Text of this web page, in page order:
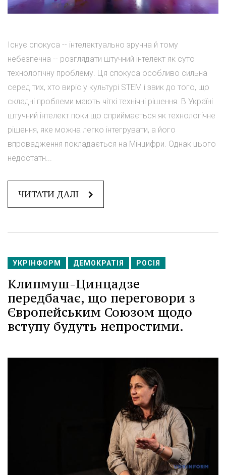
Існує спокуса -- інтелектуально зручна й тому
небезпечна -- розглядати штучний інтелект як суто
технологічну проблему. Ця спокуса особливо сильна
серед тих, хто виріс у культурі STEM і звик до того, що
складні проблеми мають чіткі технічні рішення. В Україні
штучний інтелект поки що сприймається як технологічне
рішення, яке можна легко інтегрувати, а його
впровадження покладається на Мінцифри. Однак цього
недостатн...
ЧИТАТИ ДАЛІ
УКРІНФОРМ ДЕМОКРАТІЯ РОСІЯ
Клипмуш-Цинцадзе
передбачає, що переговори з
Європейським Союзом щодо
вступу будуть непростими.